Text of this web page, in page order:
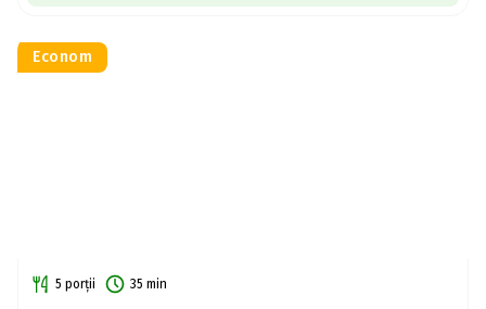
Econom
5 porții 35 min